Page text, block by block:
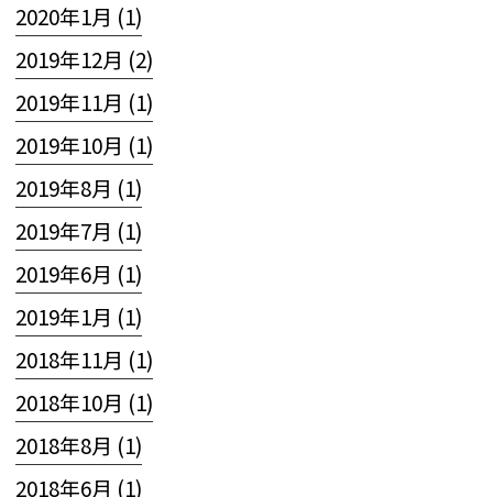
2020年1月 (1)
2019年12月 (2)
2019年11月 (1)
2019年10月 (1)
2019年8月 (1)
2019年7月 (1)
2019年6月 (1)
2019年1月 (1)
2018年11月 (1)
2018年10月 (1)
2018年8月 (1)
2018年6月 (1)